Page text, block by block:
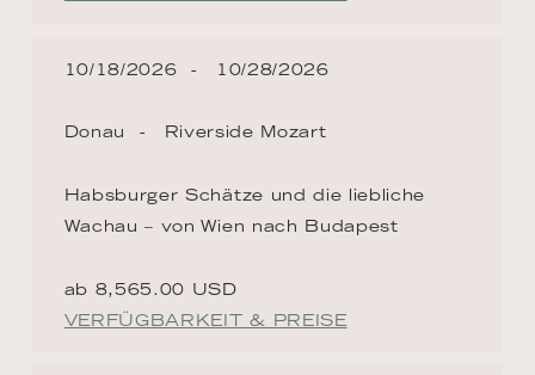
10/18/2026 10/28/2026
Donau Riverside Mozart
Habsburger Schätze und die liebliche
Wachau – von Wien nach Budapest
ab 8,565.00 USD
VERFÜGBARKEIT & PREISE